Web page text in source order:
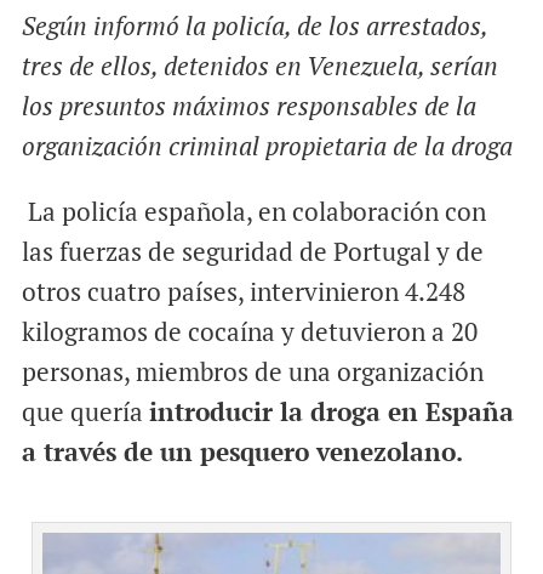
l
b
k
s
A
p
Según informó la policía, de los arrestados,
tres de ellos, detenidos en Venezuela, serían
los presuntos máximos responsables de la
organización criminal propietaria de la droga
La policía española, en colaboración con
las fuerzas de seguridad de Portugal y de
otros cuatro países, intervinieron 4.248
kilogramos de cocaína y detuvieron a 20
personas, miembros de una organización
que quería introducir la droga en España
a través de un pesquero venezolano.